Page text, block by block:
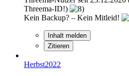
Threema-ID!)
Kein Backup? – Kein Mitleid!
Inhalt melden
Zitieren
Herbst2022